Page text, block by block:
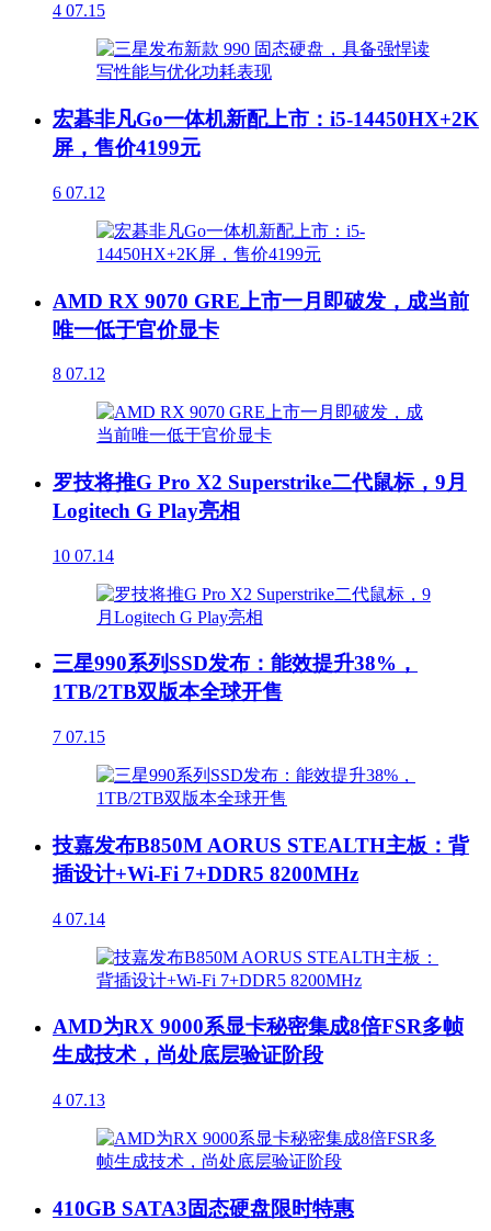
4 07.15
宏碁非凡Go一体机新配上市：i5-14450HX+2K
屏，售价4199元
6 07.12
AMD RX 9070 GRE上市一月即破发，成当前
唯一低于官价显卡
8 07.12
罗技将推G Pro X2 Superstrike二代鼠标，9月
Logitech G Play亮相
10 07.14
三星990系列SSD发布：能效提升38%，
1TB/2TB双版本全球开售
7 07.15
技嘉发布B850M AORUS STEALTH主板：背
插设计+Wi-Fi 7+DDR5 8200MHz
4 07.14
AMD为RX 9000系显卡秘密集成8倍FSR多帧
生成技术，尚处底层验证阶段
4 07.13
410GB SATA3固态硬盘限时特惠